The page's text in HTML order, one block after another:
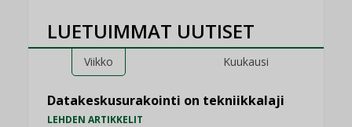
LUETUIMMAT UUTISET
Viikko Kuukausi
Datakeskusurakointi on tekniikkalaji
LEHDEN ARTIKKELIT